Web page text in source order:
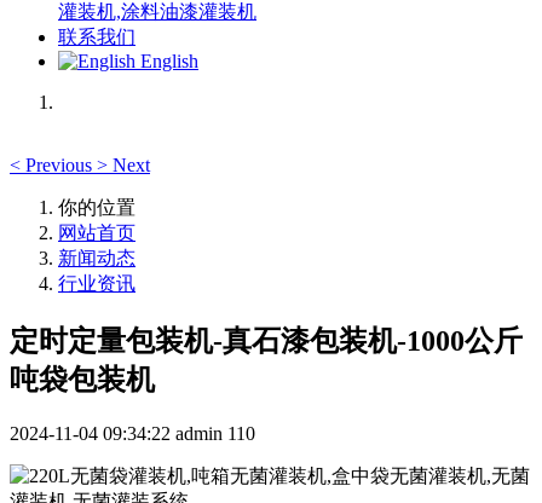
灌装机,涂料油漆灌装机
联系我们
English
< Previous > Next
你的位置
网站首页
新闻动态
行业资讯
定时定量包装机-真石漆包装机-1000公斤
吨袋包装机
2024-11-04 09:34:22 admin 110